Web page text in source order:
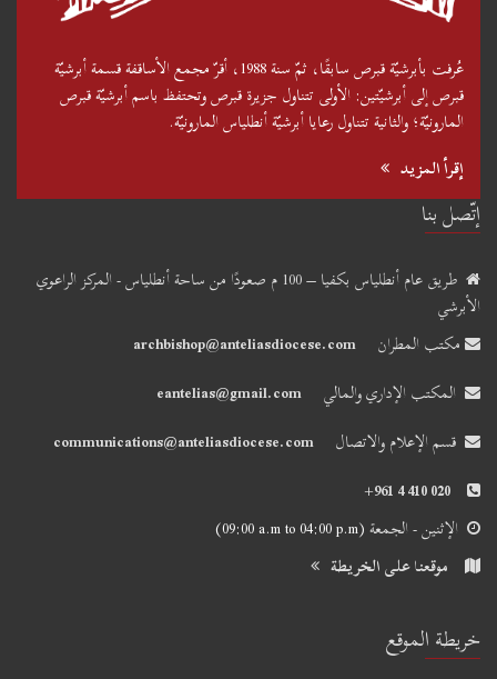
عُرفت بأبرشيّة قبرص سابقًا، ثمّ سنة 1988، أقرّ مجمع الأساقفة قسمة أبرشيّة
قبرص إلى أبرشيّتين: الأولى تتناول جزيرة قبرص وتحتفظ باسم أبرشيّة قبرص
المارونيّة؛ والثانية تتناول رعايا أبرشيّة أنطلياس المارونيّة.
إقرأ المزيد
إتّصل بنا
طريق عام أنطلياس بكفيا – 100 م صعودًا من ساحة أنطلياس - المركز الراعوي
الأبرشي
مكتب المطران
archbishop@anteliasdiocese.com
المكتب الإداري والمالي
eantelias@gmail.com
قسم الإعلام والاتصال
communications@anteliasdiocese.com
+961 4 410 020
الإثنين - الجمعة(09:00 a.m to 04:00 p.m)
موقعنا على الخريطة
خريطة الموقع